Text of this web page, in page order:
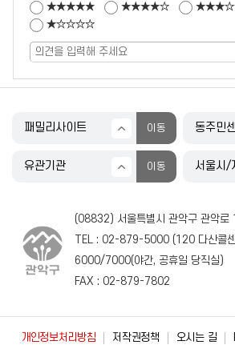
★★★★★ ★★★★☆
★☆☆☆☆
(08832) 서울특별시 관악구 관악로
TEL : 02-879-5000(120다산콜
6000/ 7000(야간, 공휴일 당직실)
FAX : 02-879-7802
개인정보처리방침 저작권정책 오시는 길